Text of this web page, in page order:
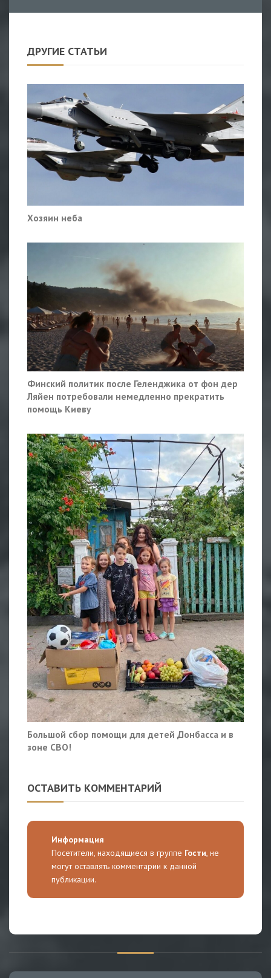
ДРУГИЕ СТАТЬИ
Хозяин неба
Финский политик после Геленджика от фон дер
Ляйен потребовали немедленно прекратить
помощь Киеву
Большой сбор помощи для детей Донбасса и в
зоне СВО!
ОСТАВИТЬ КОММЕНТАРИЙ
Информация
Посетители, находящиеся в группе Гости, не
могут оставлять комментарии к данной
публикации.